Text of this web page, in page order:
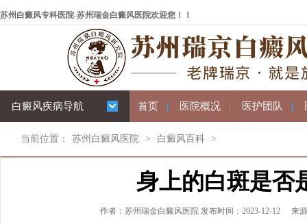
苏州白癜风专科医院-苏州瑞金白癜风医院欢迎您！！
白癜风疾病导航 首页 | 医院概况 | 医护团队 |
当前位置： 苏州白癜风医院 > 白癜风百科 >
身上的白斑是否
作者：苏州瑞金白癜风医院 发布时间：2023-12-12 来